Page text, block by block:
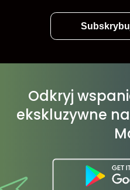
Odkryj
ekskluzywne